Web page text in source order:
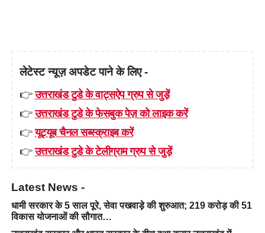
लेटेस्ट न्यूज़ अपडेट पाने के लिए -
👉उत्तराखंड टुडे के वाट्सऐप ग्रुप से जुड़ें
👉उत्तराखंड टुडे के फेसबुक पेज़ को लाइक करें
👉यूट्यूब चैनल सब्स्क्राइब करें
👉उत्तराखंड टुडे के टेलीग्राम ग्रुप से जुड़ें
Latest News -
धामी सरकार के 5 साल पूरे, सेवा पखवाड़े की शुरुआत; 219 करोड़ की 51
विकास योजनाओं की सौगात…